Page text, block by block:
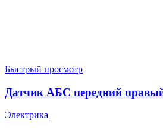
Быстрый просмотр
Датчик АБС передний
Электрика